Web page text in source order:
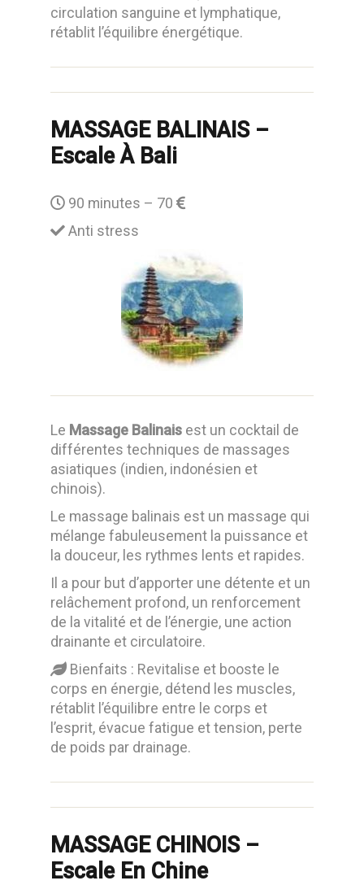
circulation sanguine et lymphatique,
rétablit l’équilibre énergétique.
MASSAGE BALINAIS –
Escale À Bali
90 minutes – 70
Anti stress
Le Massage Balinais est un cocktail de
différentes techniques de massages
asiatiques (indien, indonésien et
chinois).
Le massage balinais est un massage qui
mélange fabuleusement la puissance et
la douceur, les rythmes lents et rapides.
Il a pour but d’apporter une détente et un
relâchement profond, un renforcement
de la vitalité et de l’énergie, une action
drainante et circulatoire.
Bienfaits : Revitalise et booste le
corps en énergie, détend les muscles,
rétablit l’équilibre entre le corps et
l’esprit, évacue fatigue et tension, perte
de poids par drainage.
MASSAGE CHINOIS –
Escale En Chine